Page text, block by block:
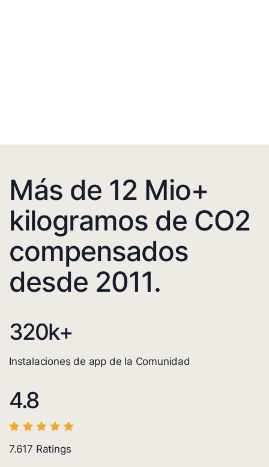
Más de 12 Mio+
kilogramos de CO2
compensados
desde 2011.
320k+
Instalaciones de app de la Comunidad
4.8
7.617 Ratings